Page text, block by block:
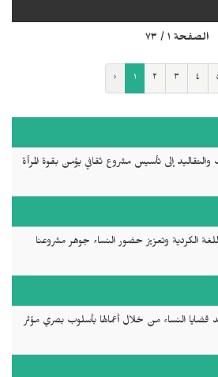
الصفحة ١ / ٧٣
‹ ١ ٢ ٣ ٤
إلى تأسيس مشروع ثقافي يؤمن بقوة المرأة
الكردية وتعزيز حضور النساء جوهر مشروعنا
قضايا النساء من خلال أعمالها بأسلوب بصري مؤثر